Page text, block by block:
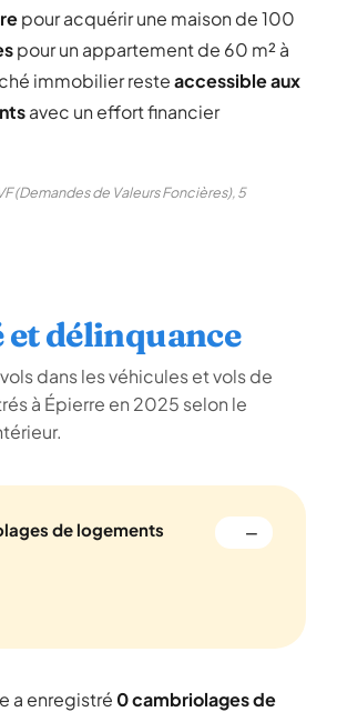
pour acquérir une maison de 100
pour un appartement de 60 m² à
immobilier resteaccessible aux
avec un effort financier
(Demandes de Valeurs Foncières), 5
et délinquance
dans les véhicules et vols de
à Épierre en 2025 selon le
de logements —
a enregistré 0 cambriolages de